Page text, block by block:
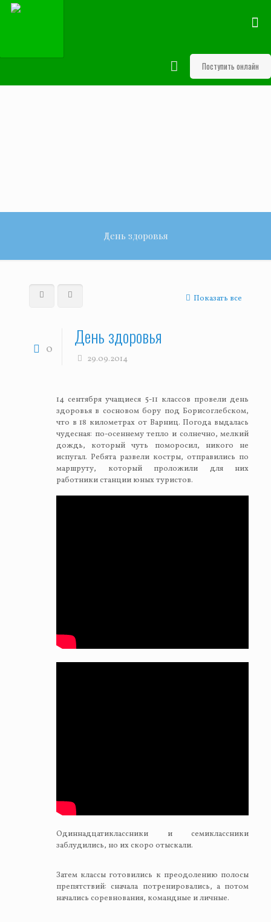
Поступить онлайн
День здоровья
Показать все
0
День здоровья
29.09.2014
14 сентября учащиеся 5-11 классов провели день
здоровья в сосновом бору под Борисоглебском,
что в 18 километрах от Варниц. Погода выдалась
чудесная: по-осеннему тепло и солнечно, мелкий
дождь, который чуть поморосил, никого не
испугал. Ребята развели костры, отправились по
маршруту, который проложили для них
работники станции юных туристов.
Одиннадцатиклассники и семиклассники
заблудились, но их скоро отыскали.
Затем классы готовились к преодолению полосы
препятствий: сначала потренировались, а потом
начались соревнования, командные и личные.